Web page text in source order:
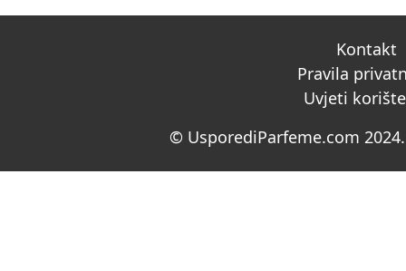
Kontakt
Pravila
Uvjeti
© UsporediParfeme.com